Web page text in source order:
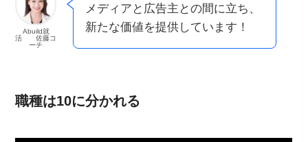
Abuild就
活 佐藤コ
ーチ
メディアと広告主との間に立ち、
新たな価値を提供しています！
職種は10に分かれる